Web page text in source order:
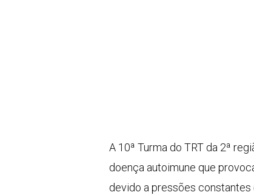
A 10ª Turma do TRT da 2ª
doença autoimune que
devido a pressões